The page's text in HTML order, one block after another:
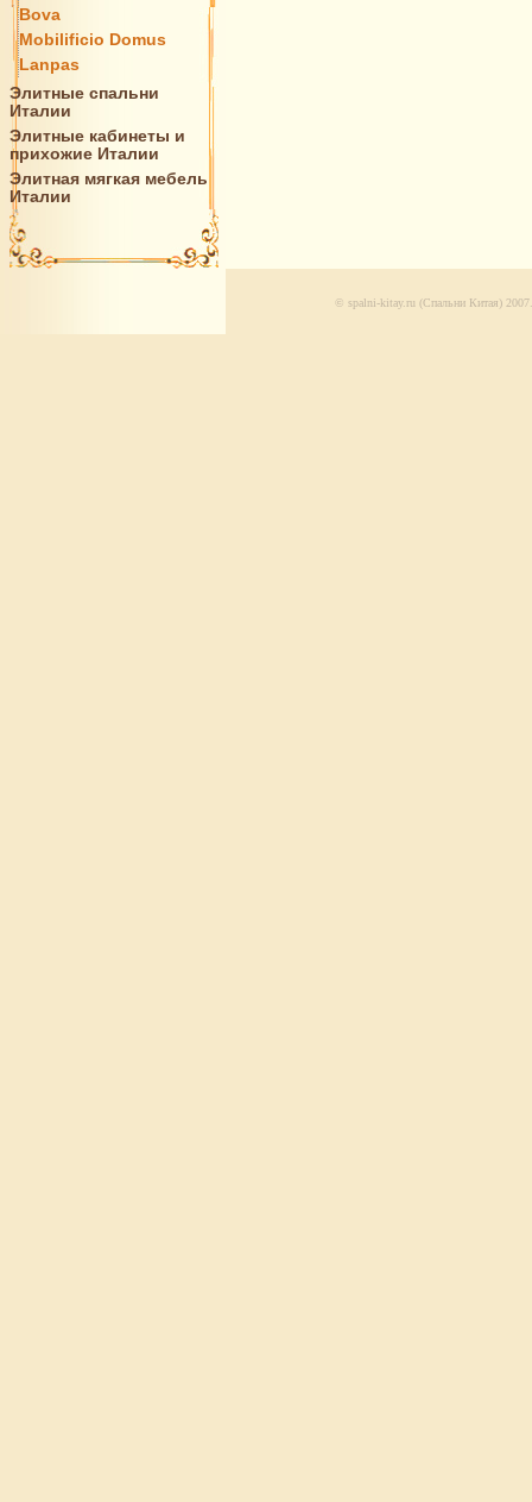
Bova
Mobilificio Domus
Lanpas
Элитные спальни
Италии
Элитные кабинеты и
прихожие Италии
Элитная мягкая мебель
Италии
© spalni-kitay.ru (Спальни Китая) 2007.